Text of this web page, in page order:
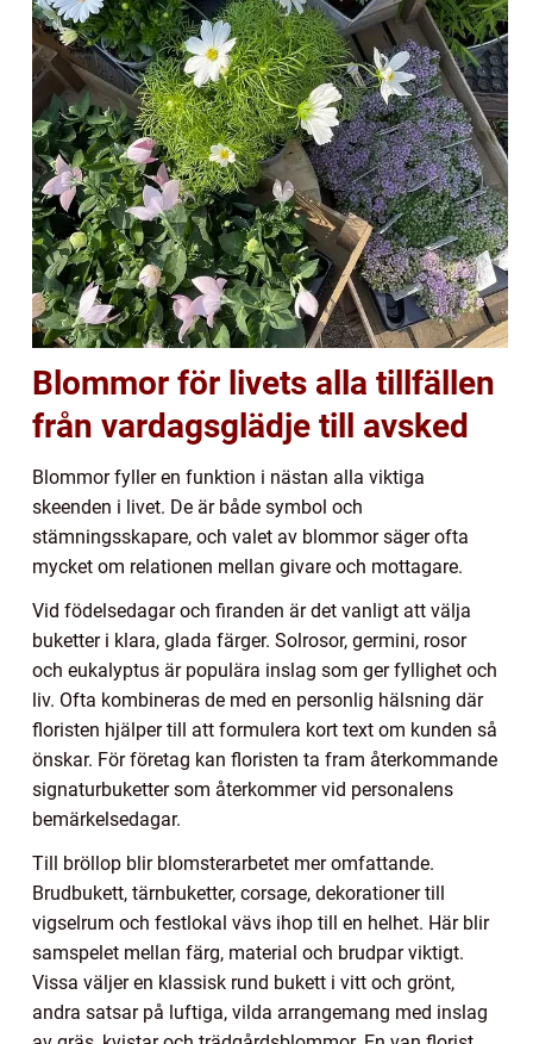
Blommor för livets alla tillfällen
från vardagsglädje till avsked
Blommor fyller en funktion i nästan alla viktiga
skeenden i livet. De är både symbol och
stämningsskapare, och valet av blommor säger ofta
mycket om relationen mellan givare och mottagare.
Vid födelsedagar och firanden är det vanligt att välja
buketter i klara, glada färger. Solrosor, germini, rosor
och eukalyptus är populära inslag som ger fyllighet och
liv. Ofta kombineras de med en personlig hälsning där
floristen hjälper till att formulera kort text om kunden så
önskar. För företag kan floristen ta fram återkommande
signaturbuketter som återkommer vid personalens
bemärkelsedagar.
Till bröllop blir blomsterarbetet mer omfattande.
Brudbukett, tärnbuketter, corsage, dekorationer till
vigselrum och festlokal vävs ihop till en helhet. Här blir
samspelet mellan färg, material och brudpar viktigt.
Vissa väljer en klassisk rund bukett i vitt och grönt,
andra satsar på luftiga, vilda arrangemang med inslag